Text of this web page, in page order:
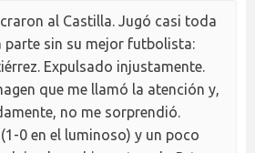
al Castilla. Jugó casi toda
parte sin su mejor futbolista:
Expulsado injustamente.
que me llamó la atención y,
no me sorprendió.
0 en el luminoso) y un poco